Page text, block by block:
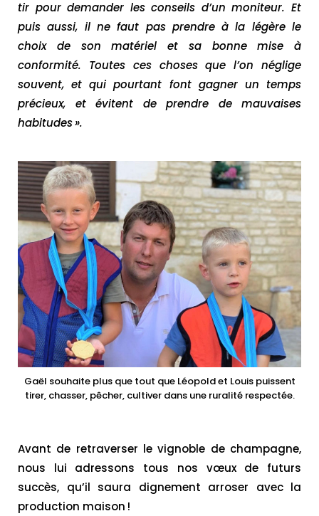
tir pour demander les conseils d’un moniteur. Et
puis aussi, il ne faut pas prendre à la légère le
choix de son matériel et sa bonne mise à
conformité. Toutes ces choses que l’on néglige
souvent, et qui pourtant font gagner un temps
précieux, et évitent de prendre de mauvaises
habitudes ».
Gaël souhaite plus que tout que Léopold et Louis puissent
tirer, chasser, pêcher, cultiver dans une ruralité respectée.
Avant de retraverser le vignoble de champagne,
nous lui adressons tous nos vœux de futurs
succès, qu’il saura dignement arroser avec la
production maison !